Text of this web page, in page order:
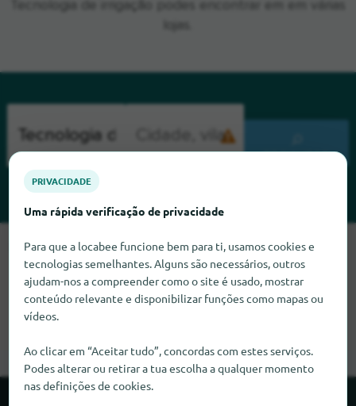
PROCURAR
Lamentamos, mas não conseguimos encontrar Tecnologia de
irrigação neste momento. Se souber onde encontrar
Tecnologia de irrigação, ficaríamos muito satisfeitos se nos
informasse.
PRIVACIDADE
Uma rápida verificação de privacidade
Para que a locabee funcione bem para ti, usamos cookies e
tecnologias semelhantes. Alguns são necessários, outros
ajudam-nos a compreender como o site é usado, mostrar
conteúdo relevante e disponibilizar funções como mapas ou
vídeos.
Ao clicar em “Aceitar tudo”, concordas com estes serviços.
Podes alterar ou retirar a tua escolha a qualquer momento
nas definições de cookies.